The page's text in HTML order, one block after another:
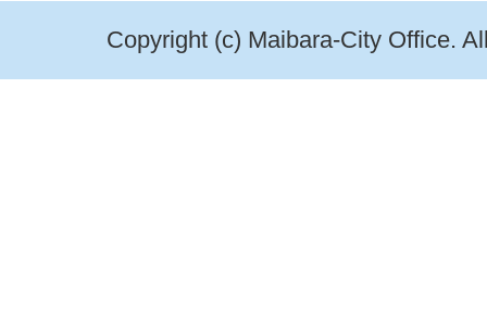
Copyright (c) Maibara-City Office.